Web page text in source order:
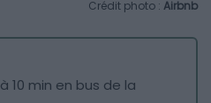
Crédit photo : Airbnb
à 10 min en bus de la